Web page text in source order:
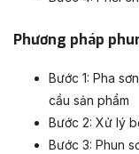
Phương pháp
Bước 1: Pha
cầu sản phẩm
Bước 2: Xử lý
Bước 3: Phun